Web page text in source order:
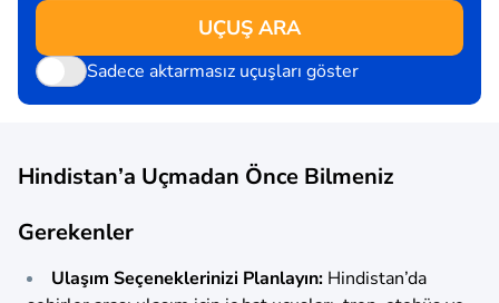
UÇUŞ ARA
Sadece aktarmasız uçuşları göster
Hindistan’a Uçmadan Önce Bilmeniz
Gerekenler
Ulaşım Seçeneklerinizi Planlayın: Hindistan’da